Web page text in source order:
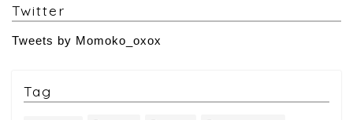
Twitter
Tweets by Momoko_oxox
Tag